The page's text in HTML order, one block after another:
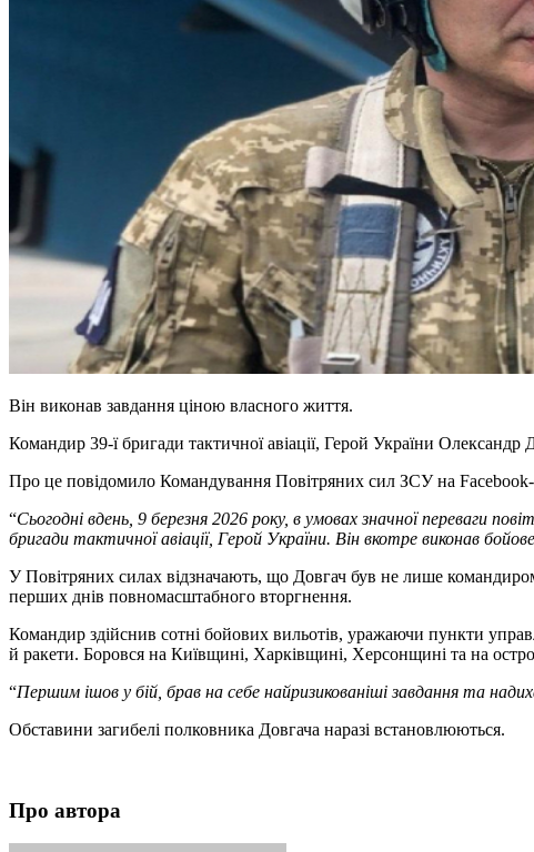
Він виконав завдання ціною власного життя.
Командир 39-ї бригади тактичної авіації, Герой України
Про це повідомило Командування Повітряних сил ЗСУ на Facebook-
“Сьогодні вдень, 9 березня 2026 року, в умовах значної переваги
бригади тактичної авіації, Герой України. Він вкотре виконав
У Повітряних силах відзначають, що Довгач був не лише
перших днів повномасштабного вторгнення.
Командир здійснив сотні бойових вильотів, уражаючи пункти
й ракети. Боровся на Київщині, Харківщині, Херсонщині та на
“Першим ішов у бій, брав на себе найризикованіші завдання та
Обставини загибелі полковника Довгача наразі встановлюються.
Про автора